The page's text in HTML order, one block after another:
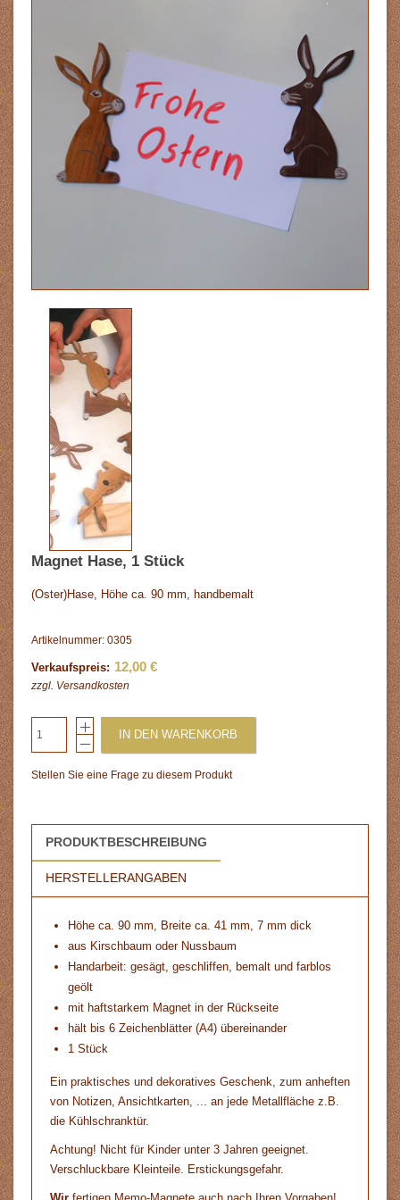
Magnet Hase, 1 Stück
(Oster)Hase, Höhe ca. 90 mm, handbemalt
Artikelnummer: 0305
Verkaufspreis: 12,00 €
zzgl. Versandkosten
IN DEN WARENKORB
Stellen Sie eine Frage zu diesem Produkt
PRODUKTBESCHREIBUNG
HERSTELLERANGABEN
Höhe ca. 90 mm, Breite ca. 41 mm, 7 mm dick
aus Kirschbaum oder Nussbaum
Handarbeit: gesägt, geschliffen, bemalt und farblos
geölt
mit haftstarkem Magnet in der Rückseite
hält bis 6 Zeichenblätter (A4) übereinander
1 Stück
Ein praktisches und dekoratives Geschenk, zum anheften
von Notizen, Ansichtkarten, ... an jede Metallfläche z.B.
die Kühlschranktür.
Achtung! Nicht für Kinder unter 3 Jahren geeignet.
Verschluckbare Kleinteile. Erstickungsgefahr.